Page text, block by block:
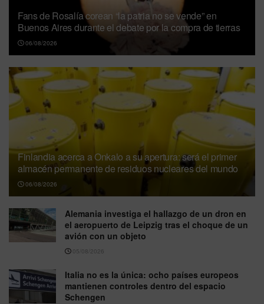
Fans de Rosalía corean “la patria no se vende” en
Buenos Aires durante el debate por la compra de tierras
06/08/2026
Finlandia acerca a Onkalo a su apertura: será el primer
almacén permanente de residuos nucleares del mundo
06/08/2026
Alemania investiga el hallazgo de un dron en
el aeropuerto de Leipzig tras el choque de un
avión con un objeto
05/08/2026
Italia no es la única: ocho países europeos
mantienen controles dentro del espacio
Schengen